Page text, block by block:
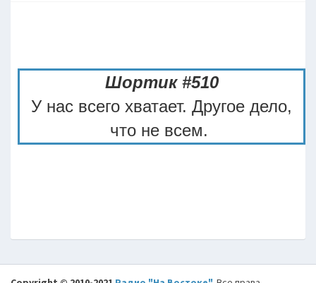
Шортик #510
У нас всего хватает. Дpyгое дело,
что не всем.